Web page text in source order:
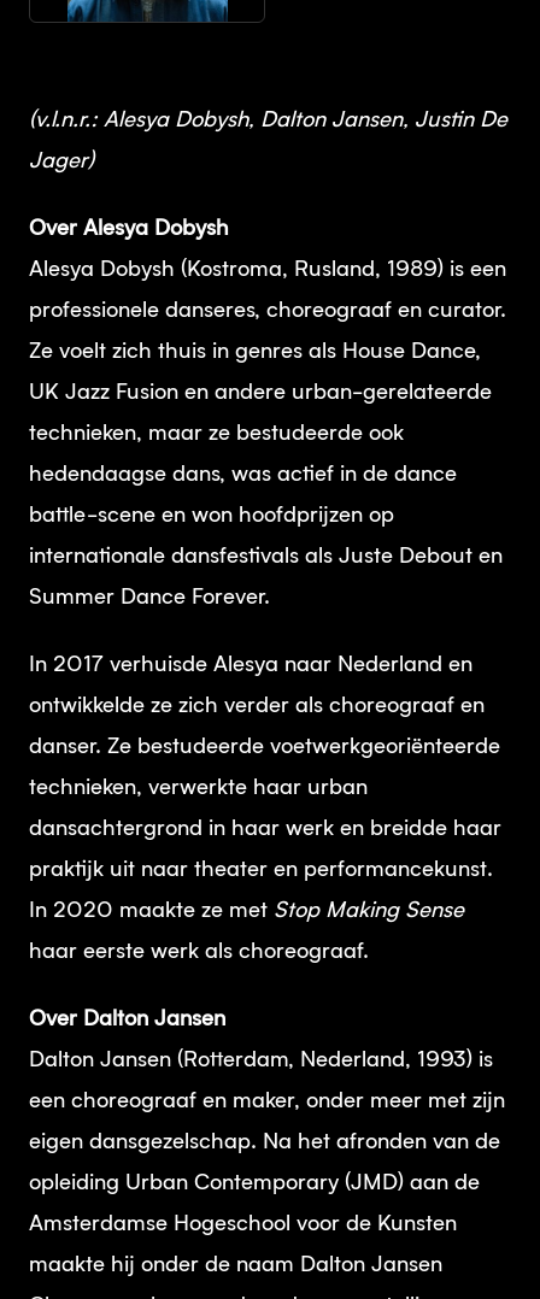
(v.l.n.r.: Alesya Dobysh, Dalton Jansen, Justin De
Jager)
Over Alesya Dobysh
Alesya Dobysh (Kostroma, Rusland, 1989) is een
professionele danseres, choreograaf en curator.
Ze voelt zich thuis in genres als House Dance,
UK Jazz Fusion en andere urban-gerelateerde
technieken, maar ze bestudeerde ook
hedendaagse dans, was actief in de dance
battle-scene en won hoofdprijzen op
internationale dansfestivals als Juste Debout en
Summer Dance Forever.
In 2017 verhuisde Alesya naar Nederland en
ontwikkelde ze zich verder als choreograaf en
danser. Ze bestudeerde voetwerkgeoriënteerde
technieken, verwerkte haar urban
dansachtergrond in haar werk en breidde haar
praktijk uit naar theater en performancekunst.
In 2020 maakte ze met Stop Making Sense
haar eerste werk als choreograaf.
Over Dalton Jansen
Dalton Jansen (Rotterdam, Nederland, 1993) is
een choreograaf en maker, onder meer met zijn
eigen dansgezelschap. Na het afronden van de
opleiding Urban Contemporary (JMD) aan de
Amsterdamse Hogeschool voor de Kunsten
maakte hij onder de naam Dalton Jansen